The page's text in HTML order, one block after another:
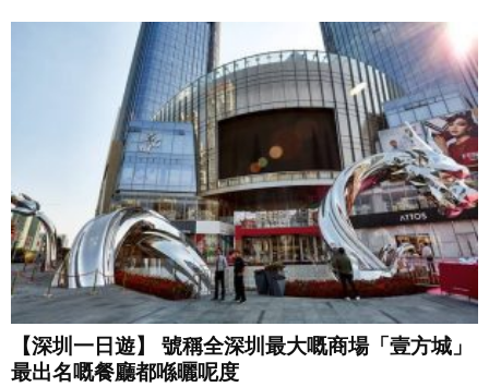
【深圳一日遊】 號稱全深圳最大嘅商場「壹方城」
最出名嘅餐廳都喺曬呢度